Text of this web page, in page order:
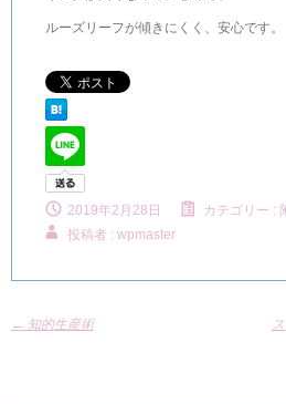
ルーズリーフが傾きにくく、安心です。
2019年2月28日 カテゴリー :
投稿者 : wpmaster
← 知的生産術